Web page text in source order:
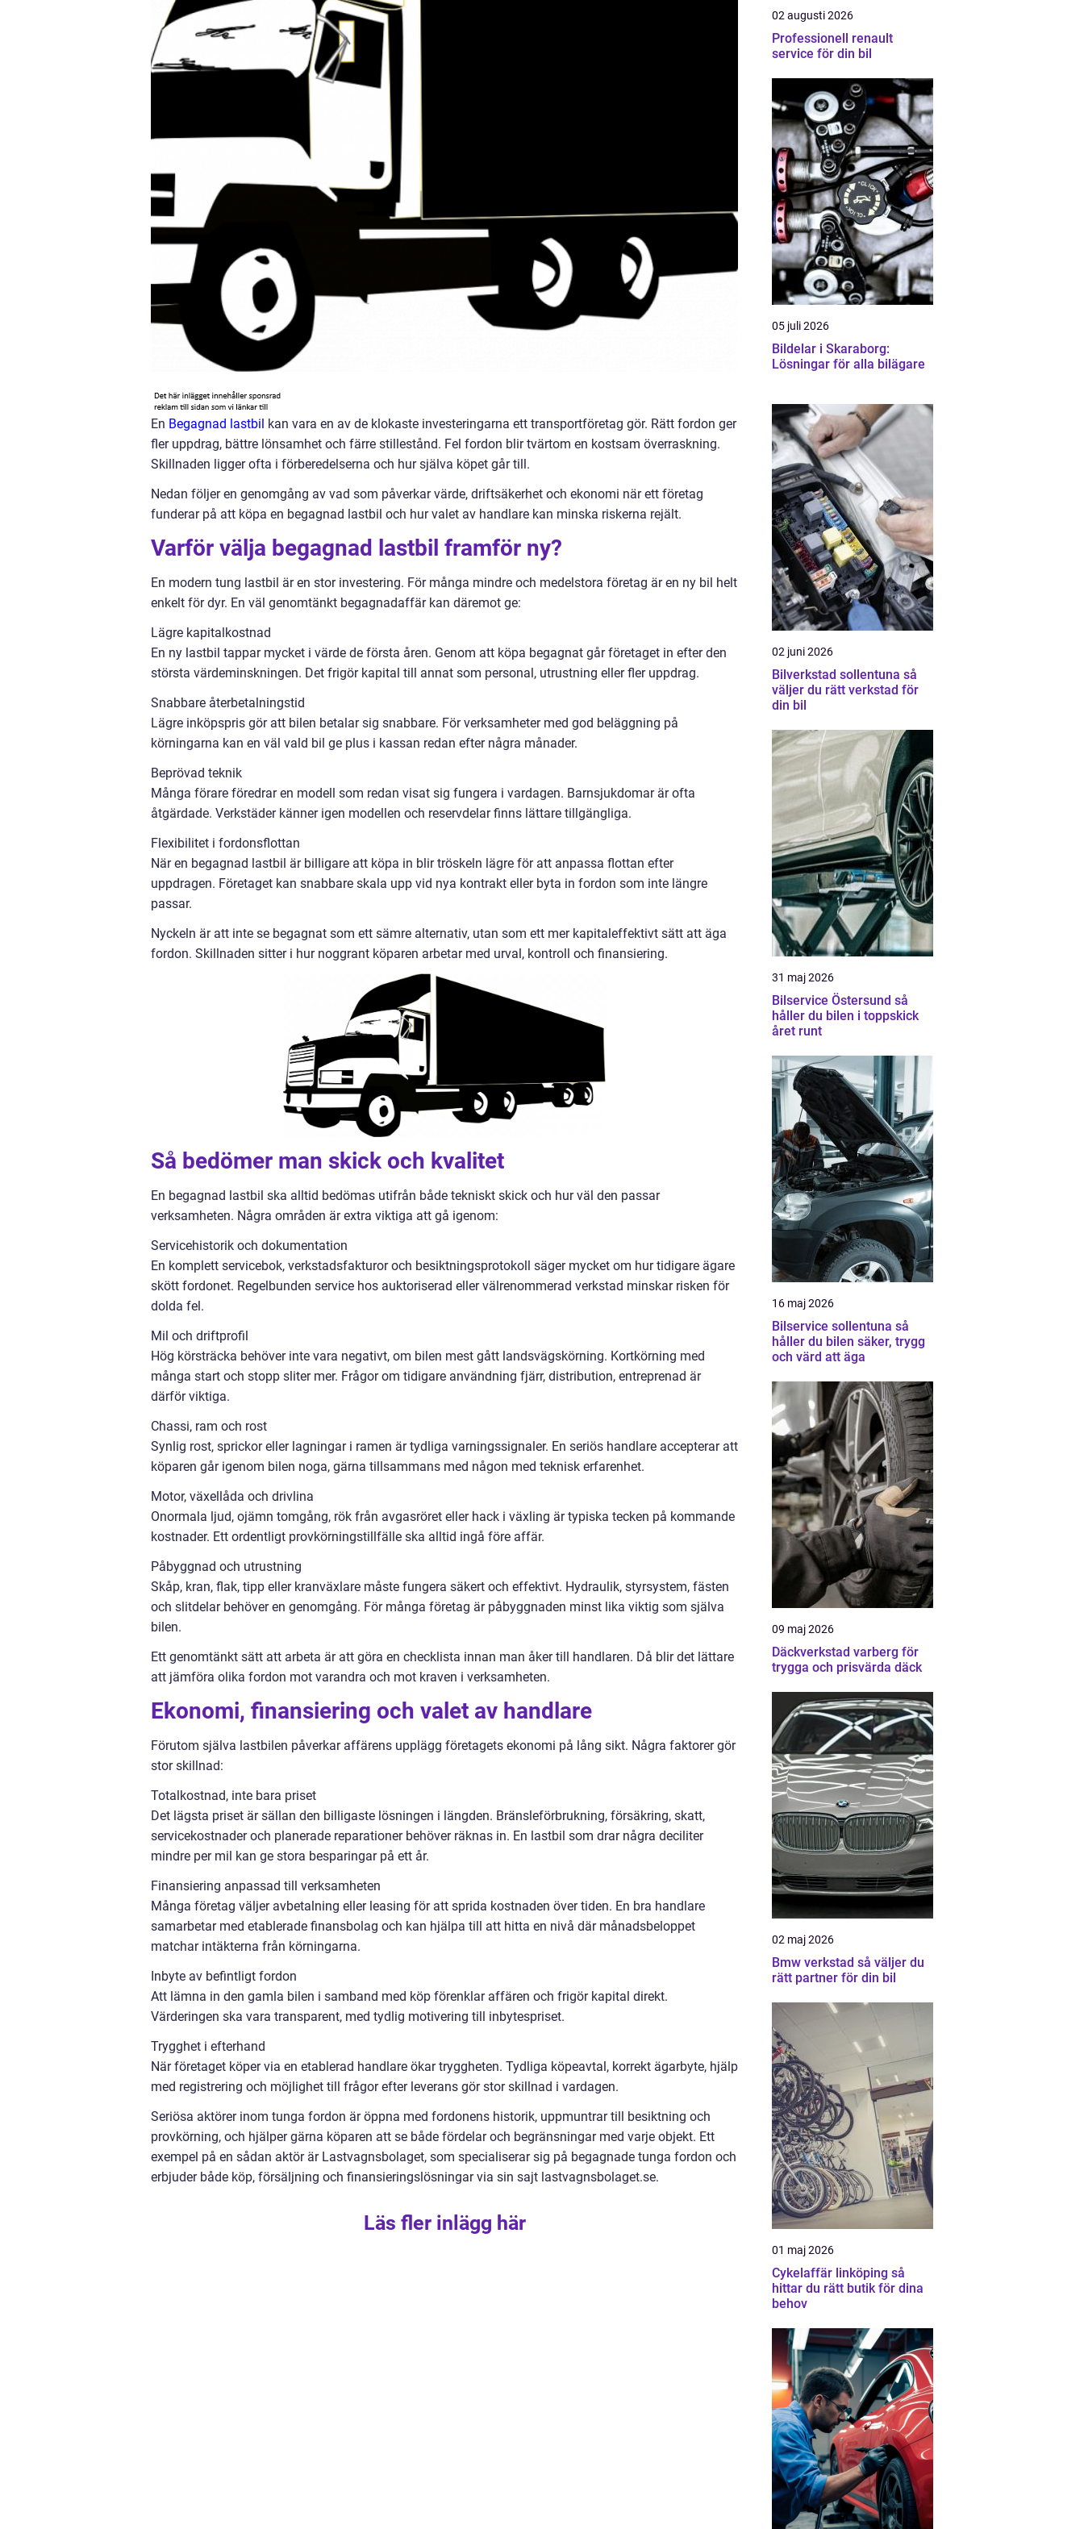
En Begagnad lastbil kan vara en av de klokaste investeringarna ett transportföretag gör. Rätt fordon ger
fler uppdrag, bättre lönsamhet och färre stillestånd. Fel fordon blir tvärtom en kostsam överraskning.
Skillnaden ligger ofta i förberedelserna och hur själva köpet går till.
Nedan följer en genomgång av vad som påverkar värde, driftsäkerhet och ekonomi när ett företag
funderar på att köpa en begagnad lastbil och hur valet av handlare kan minska riskerna rejält.
Varför välja begagnad lastbil framför ny?
En modern tung lastbil är en stor investering. För många mindre och medelstora företag är en ny bil helt
enkelt för dyr. En väl genomtänkt begagnadaffär kan däremot ge:
Lägre kapitalkostnad
En ny lastbil tappar mycket i värde de första åren. Genom att köpa begagnat går företaget in efter den
största värdeminskningen. Det frigör kapital till annat som personal, utrustning eller fler uppdrag.
Snabbare återbetalningstid
Lägre inköpspris gör att bilen betalar sig snabbare. För verksamheter med god beläggning på
körningarna kan en väl vald bil ge plus i kassan redan efter några månader.
Beprövad teknik
Många förare föredrar en modell som redan visat sig fungera i vardagen. Barnsjukdomar är ofta
åtgärdade. Verkstäder känner igen modellen och reservdelar finns lättare tillgängliga.
Flexibilitet i fordonsflottan
När en begagnad lastbil är billigare att köpa in blir tröskeln lägre för att anpassa flottan efter
uppdragen. Företaget kan snabbare skala upp vid nya kontrakt eller byta in fordon som inte längre
passar.
Nyckeln är att inte se begagnat som ett sämre alternativ, utan som ett mer kapitaleffektivt sätt att äga
fordon. Skillnaden sitter i hur noggrant köparen arbetar med urval, kontroll och finansiering.
Så bedömer man skick och kvalitet
En begagnad lastbil ska alltid bedömas utifrån både tekniskt skick och hur väl den passar
verksamheten. Några områden är extra viktiga att gå igenom:
Servicehistorik och dokumentation
En komplett servicebok, verkstadsfakturor och besiktningsprotokoll säger mycket om hur tidigare ägare
skött fordonet. Regelbunden service hos auktoriserad eller välrenommerad verkstad minskar risken för
dolda fel.
Mil och driftprofil
Hög körsträcka behöver inte vara negativt, om bilen mest gått landsvägskörning. Kortkörning med
många start och stopp sliter mer. Frågor om tidigare användning fjärr, distribution, entreprenad är
därför viktiga.
Chassi, ram och rost
Synlig rost, sprickor eller lagningar i ramen är tydliga varningssignaler. En seriös handlare accepterar att
köparen går igenom bilen noga, gärna tillsammans med någon med teknisk erfarenhet.
Motor, växellåda och drivlina
Onormala ljud, ojämn tomgång, rök från avgasröret eller hack i växling är typiska tecken på kommande
kostnader. Ett ordentligt provkörningstillfälle ska alltid ingå före affär.
Påbyggnad och utrustning
Skåp, kran, flak, tipp eller kranväxlare måste fungera säkert och effektivt. Hydraulik, styrsystem, fästen
och slitdelar behöver en genomgång. För många företag är påbyggnaden minst lika viktig som själva
bilen.
Ett genomtänkt sätt att arbeta är att göra en checklista innan man åker till handlaren. Då blir det lättare
att jämföra olika fordon mot varandra och mot kraven i verksamheten.
Ekonomi, finansiering och valet av handlare
Förutom själva lastbilen påverkar affärens upplägg företagets ekonomi på lång sikt. Några faktorer gör
stor skillnad:
Totalkostnad, inte bara priset
Det lägsta priset är sällan den billigaste lösningen i längden. Bränsleförbrukning, försäkring, skatt,
servicekostnader och planerade reparationer behöver räknas in. En lastbil som drar några deciliter
mindre per mil kan ge stora besparingar på ett år.
Finansiering anpassad till verksamheten
Många företag väljer avbetalning eller leasing för att sprida kostnaden över tiden. En bra handlare
samarbetar med etablerade finansbolag och kan hjälpa till att hitta en nivå där månadsbeloppet
matchar intäkterna från körningarna.
Inbyte av befintligt fordon
Att lämna in den gamla bilen i samband med köp förenklar affären och frigör kapital direkt.
Värderingen ska vara transparent, med tydlig motivering till inbytespriset.
Trygghet i efterhand
När företaget köper via en etablerad handlare ökar tryggheten. Tydliga köpeavtal, korrekt ägarbyte, hjälp
med registrering och möjlighet till frågor efter leverans gör stor skillnad i vardagen.
Seriösa aktörer inom tunga fordon är öppna med fordonens historik, uppmuntrar till besiktning och
provkörning, och hjälper gärna köparen att se både fördelar och begränsningar med varje objekt. Ett
exempel på en sådan aktör är Lastvagnsbolaget, som specialiserar sig på begagnade tunga fordon och
erbjuder både köp, försäljning och finansieringslösningar via sin sajt lastvagnsbolaget.se.
Läs fler inlägg här
02 augusti 2026
Professionell renault
service för din bil
05 juli 2026
Bildelar i Skaraborg:
Lösningar för alla bilägare
02 juni 2026
Bilverkstad sollentuna så
väljer du rätt verkstad för
din bil
31 maj 2026
Bilservice Östersund så
håller du bilen i toppskick
året runt
16 maj 2026
Bilservice sollentuna så
håller du bilen säker, trygg
och värd att äga
09 maj 2026
Däckverkstad varberg för
trygga och prisvärda däck
02 maj 2026
Bmw verkstad så väljer du
rätt partner för din bil
01 maj 2026
Cykelaffär linköping så
hittar du rätt butik för dina
behov